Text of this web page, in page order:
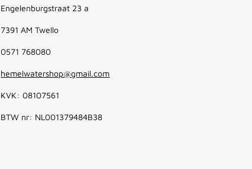
Engelenburgstraat 23 a
7391 AM Twello
0571 768080
hemelwatershop@gmail.com
KVK: 08107561
BTW nr: NL001379484B38